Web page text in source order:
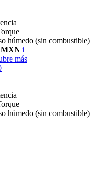
húmedo (sin combustible)
MXN i
más
húmedo (sin combustible)